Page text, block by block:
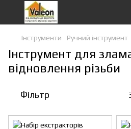
Інструменти Ручний інструмент
Інструмент для
відновлення різьби
Фільтр